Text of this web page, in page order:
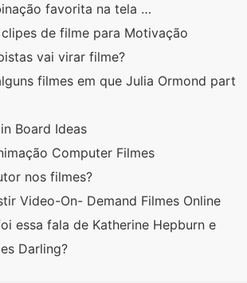
favorita na tela …
de filme para Motivação
vai virar filme?
filmes em que Julia Ormond part
Board Ideas
Computer Filmes
nos filmes?
Video-On- Demand Filmes Online
essa fala de Katherine Hepburn e
Darling?